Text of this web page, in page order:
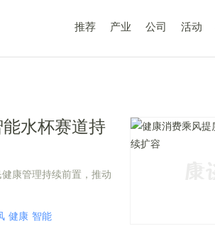
推荐 产业 公司 活动
水杯赛道持
康管理持续前置，推动
健康 智能